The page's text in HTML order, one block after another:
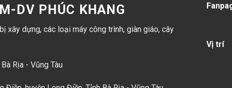
DV PHÚC KHANG
xây dựng, các loại máy công trình, giàn giáo, cây
Rịa - Vũng Tàu
Vị trí